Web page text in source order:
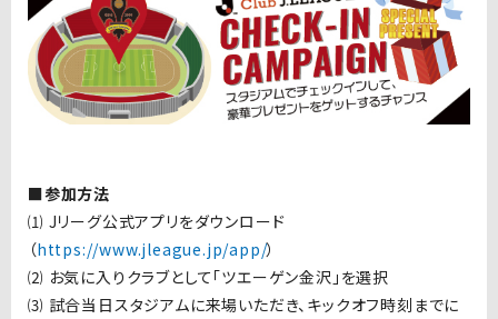
■参加方法
⑴ Jリーグ公式アプリをダウンロード
（https://www.jleague.jp/app/）
⑵ お気に入りクラブとして「ツエーゲン金沢」を選択
⑶ 試合当日スタジアムに来場いただき、キックオフ時刻までに